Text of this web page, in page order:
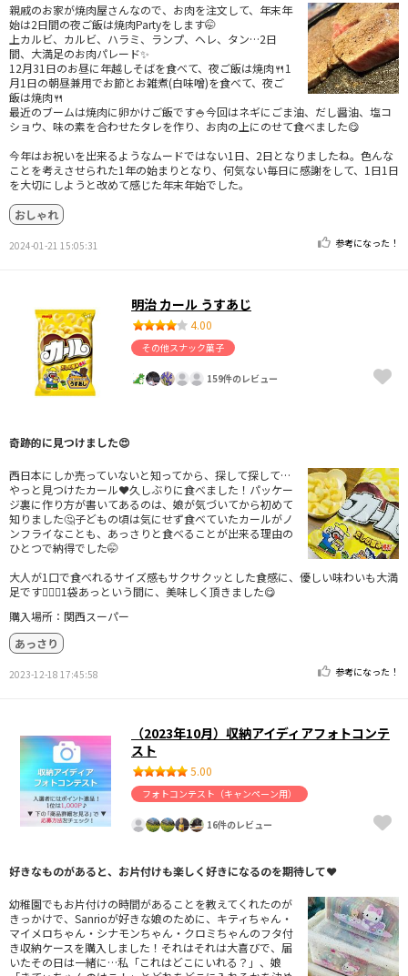
親戚のお家が焼肉屋さんなので、お肉を注文して、年末年
始は2日間の夜ご飯は焼肉Partyをします🤭
上カルビ、カルビ、ハラミ、ランプ、ヘレ、タン…2日
間、大満足のお肉パレード✨
12月31日のお昼に年越しそばを食べて、夜ご飯は焼肉🍴1
月1日の朝昼兼用でお節とお雑煮(白味噌)を食べて、夜ご
飯は焼肉🍴
最近のブームは焼肉に卵かけご飯です🍚今回はネギにごま油、だし醤油、塩コ
ショウ、味の素を合わせたタレを作り、お肉の上にのせて食べました😋
今年はお祝いを出来るようなムードではない1日、2日となりましたね。色んな
ことを考えさせられた1年の始まりとなり、何気ない毎日に感謝をして、1日1日
を大切にしようと改めて感じた年末年始でした。
おしゃれ
2024-01-21 15:05:31 参考になった！
明治 カール うすあじ
4.00
その他スナック菓子
159件のレビュー
奇跡的に見つけました😍
西日本にしか売っていないと知ってから、探して探して…
やっと見つけたカール❤️久しぶりに食べました！パッケー
ジ裏に作り方が書いてあるのは、娘が気づいてから初めて
知りました🤔子どもの頃は気にせず食べていたカールがノ
ンフライなことも、あっさりと食べることが出来る理由の
ひとつで納得でした🤭
大人が1口で食べれるサイズ感もサクサクッとした食感に、優しい味わいも大満
足です🙆🏻‍♀️1袋あっという間に、美味しく頂きました😋
購入場所：関西スーパー
あっさり
2023-12-18 17:45:58 参考になった！
（2023年10月）収納アイディアフォトコンテ
スト
5.00
フォトコンテスト（キャンペーン用）
16件のレビュー
好きなものがあると、お片付けも楽しく好きになるのを期待して❤
幼稚園でもお片付けの時間があることを教えてくれたのが
きっかけで、Sanrioが好きな娘のために、キティちゃん・
マイメロちゃん・シナモンちゃん・クロミちゃんのフタ付
き収納ケースを購入しました！それはそれは大喜びで、届
いたその日は一緒に…私「これはどこにいれる？」、娘